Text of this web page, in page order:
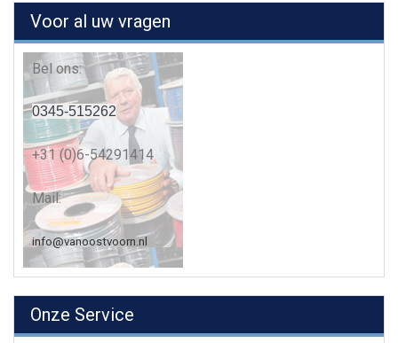
Voor al uw vragen
Bel ons:
0345-515262
+31 (0)6-54291414
Mail:
info@vanoostvoorn.nl
Onze Service